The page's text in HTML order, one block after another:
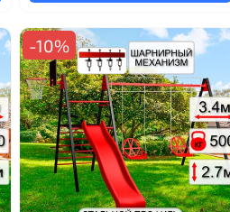
-10%